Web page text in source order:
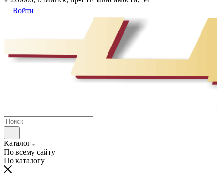
Войти
Каталог
По всему сайту
По каталогу